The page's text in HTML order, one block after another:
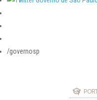
/governosp